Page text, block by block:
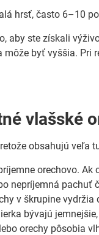
hrsť, často 6–10
aby ste získali
môže byť vyššia. Pri
vlašské
obsahujú veľa
orechovo. Ak
nepríjemná pachuť
v škrupine vydržia
bývajú
orechy pôsobia